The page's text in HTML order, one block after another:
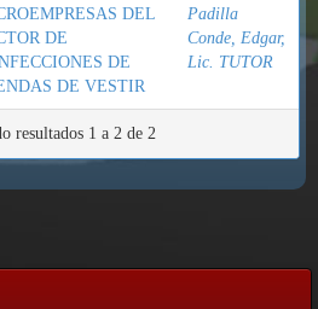
DEL
DE
DE
DE VESTIR
Padilla
Conde, Edgar,
Lic. TUTOR
resultados 1 a 2 de 2